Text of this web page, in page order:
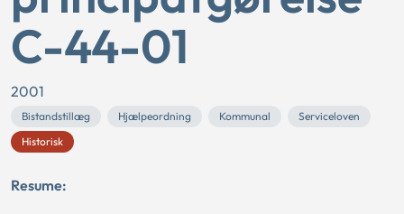
C-44-01
2001
Bistandstillæg Hjælpeordning Kommunal
Serviceloven
Historisk
Resume: